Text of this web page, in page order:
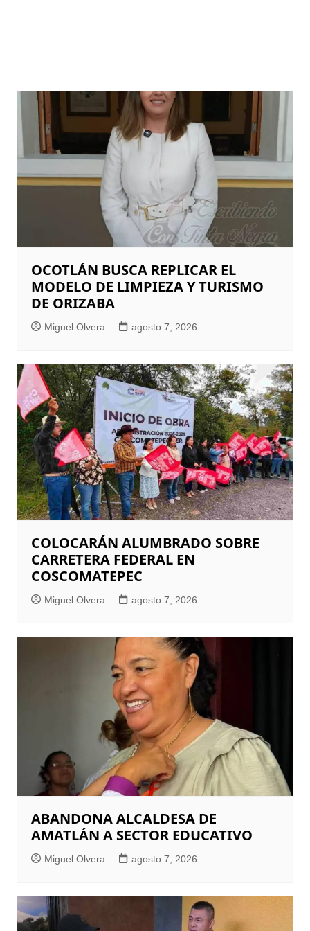
OCOTLÁN BUSCA REPLICAR EL
MODELO DE LIMPIEZA Y TURISMO
DE ORIZABA
Miguel Olvera agosto 7, 2026
COLOCARÁN ALUMBRADO SOBRE
CARRETERA FEDERAL EN
COSCOMATEPEC
Miguel Olvera agosto 7, 2026
ABANDONA ALCALDESA DE
AMATLÁN A SECTOR EDUCATIVO
Miguel Olvera agosto 7, 2026